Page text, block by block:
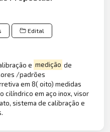
Edital
e medição de
/padrões
em 8( oito) medidas
cilíndrico em aço inox, visor
sistema de calibração e